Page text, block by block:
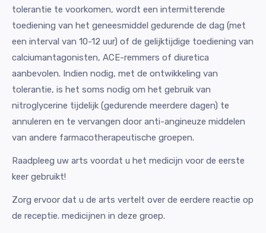
tolerantie te voorkomen, wordt een intermitterende
toediening van het geneesmiddel gedurende de dag (met
een interval van 10-12 uur) of de gelijktijdige toediening van
calciumantagonisten, ACE-remmers of diuretica
aanbevolen. Indien nodig, met de ontwikkeling van
tolerantie, is het soms nodig om het gebruik van
nitroglycerine tijdelijk (gedurende meerdere dagen) te
annuleren en te vervangen door anti-angineuze middelen
van andere farmacotherapeutische groepen.
Raadpleeg uw arts voordat u het medicijn voor de eerste
keer gebruikt!
Zorg ervoor dat u de arts vertelt over de eerdere reactie op
de receptie. medicijnen in deze groep.